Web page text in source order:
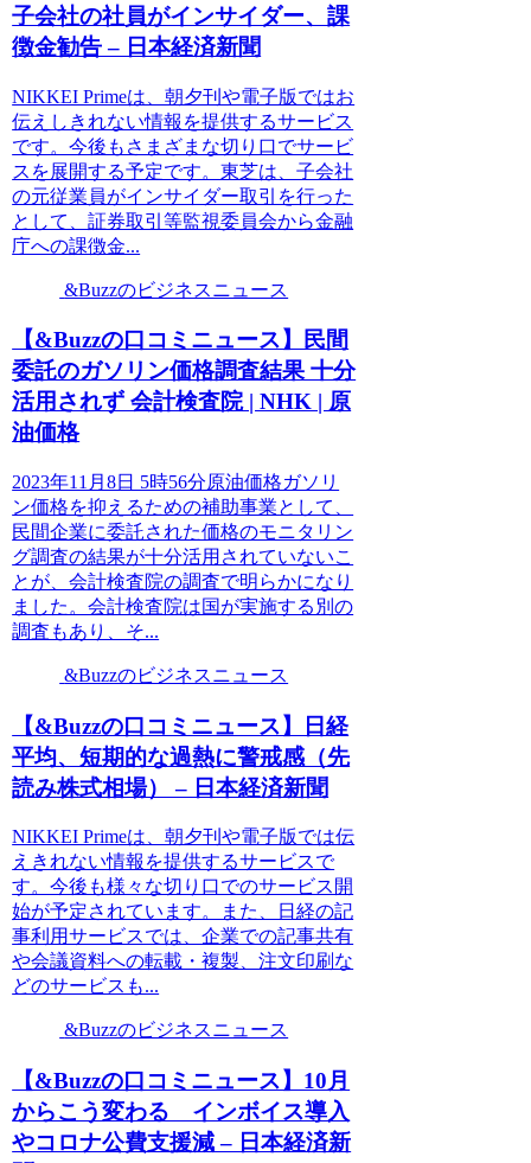
子会社の社員がインサイダー、課
徴金勧告 – 日本経済新聞
NIKKEI Primeは、朝夕刊や電子版ではお
伝えしきれない情報を提供するサービス
です。今後もさまざまな切り口でサービ
スを展開する予定です。東芝は、子会社
の元従業員がインサイダー取引を行った
として、証券取引等監視委員会から金融
庁への課徴金...
&Buzzのビジネスニュース
【&Buzzの口コミニュース】民間
委託のガソリン価格調査結果 十分
活用されず 会計検査院 | NHK | 原
油価格
2023年11月8日 5時56分原油価格ガソリ
ン価格を抑えるための補助事業として、
民間企業に委託された価格のモニタリン
グ調査の結果が十分活用されていないこ
とが、会計検査院の調査で明らかになり
ました。会計検査院は国が実施する別の
調査もあり、そ...
&Buzzのビジネスニュース
【&Buzzの口コミニュース】日経
平均、短期的な過熱に警戒感（先
読み株式相場） – 日本経済新聞
NIKKEI Primeは、朝夕刊や電子版では伝
えきれない情報を提供するサービスで
す。今後も様々な切り口でのサービス開
始が予定されています。また、日経の記
事利用サービスでは、企業での記事共有
や会議資料への転載・複製、注文印刷な
どのサービスも...
&Buzzのビジネスニュース
【&Buzzの口コミニュース】10月
からこう変わる インボイス導入
やコロナ公費支援減 – 日本経済新